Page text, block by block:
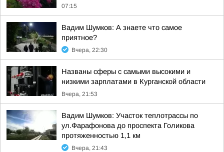
07:15
Вадим Шумков: А знаете что самое
приятное?
Вчера, 22:30
Названы сферы с самыми высокими и
низкими зарплатами в Курганской области
Вчера, 21:53
Вадим Шумков: Участок теплотрассы по
ул.Фарафонова до проспекта Голикова
протяженностью 1,1 км
Вчера, 21:43